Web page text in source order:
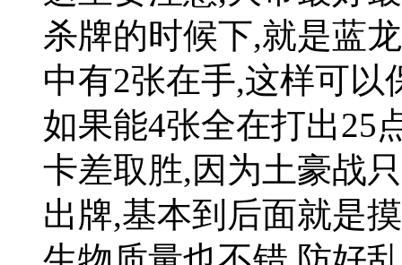
杀牌的时候下,就是蓝
中有2张在手,这样可以
如果能4张全在打出25
卡差取胜,因为土豪战
出牌,基本到后面就是